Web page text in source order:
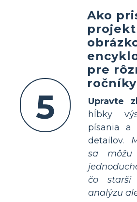
5
Ako
projekt
pre
Upravte
hĺbky
písania a
detailov.
sa
čo starší
analýzu